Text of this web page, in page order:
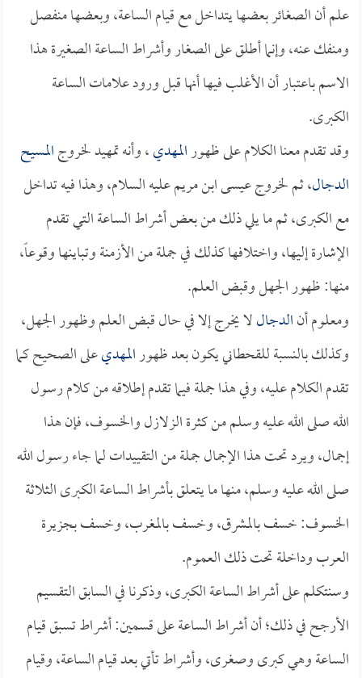
علم أن الصغائر بعضها يتداخل مع قيام الساعة، وبعضها منفصل
ومنفك عنه، وإنما أطلق على الصغار وأشراط الساعة الصغيرة هذا
الاسم باعتبار أن الأغلب فيها أنها قبل ورود علامات الساعة
الكبرى.
وقد تقدم معنا الكلام على ظهورالمهدي، وأنه تمهيد لخروجالمسيح
الدجال، ثم لخروج عيسى ابن مريم عليه السلام، وهذا فيه تداخل
مع الكبرى، ثم ما يلي ذلك من بعض أشراط الساعة التي تقدم
الإشارة إليها، واختلافها كذلك في جملة من الأزمنة وتباينها وقوعاً،
منها: ظهور الجهل وقبض العلم.
ومعلوم أنالدجاللا يخرج إلا في حال قبض العلم وظهور الجهل،
وكذلك بالنسبة للقحطاني يكون بعد ظهورالمهديعلى الصحيح كما
تقدم الكلام عليه، وفي هذا جملة فيما تقدم إطلاقه من كلام رسول
الله صلى الله عليه وسلم من كثرة الزلازل والخسوف، فإن هذا
إجمال، ويرد تحت هذا الإجمال جملة من التقييدات لما جاء رسول الله
صلى الله عليه وسلم، منها ما يتعلق بأشراط الساعة الكبرى الثلاثة
الخسوف: خسف بالمشرق، وخسف بالمغرب، وخسف بجزيرة
العرب وداخلة تحت ذلك العموم.
وسنتكلم على أشراط الساعة الكبرى، وذكرنا في السابق التقسيم
الأرجح في ذلك؛ أن أشراط الساعة على قسمين: أشراط تسبق قيام
الساعة وهي كبرى وصغرى، وأشراط تأتي بعد قيام الساعة، وقيام